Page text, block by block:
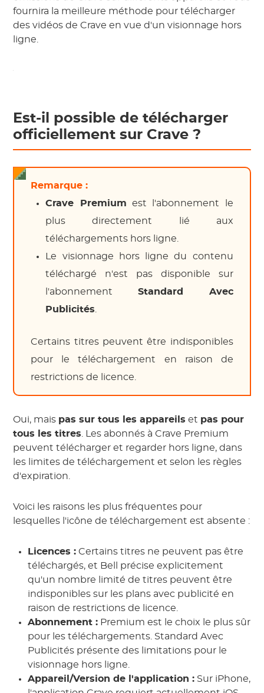
fournira la meilleure méthode pour télécharger
des vidéos de Crave en vue d'un visionnage hors
ligne.
Est-il possible de télécharger
officiellement sur Crave ?
Remarque :
Crave Premium est l'abonnement le
plus directement lié aux
téléchargements hors ligne.
Le visionnage hors ligne du contenu
téléchargé n'est pas disponible sur
l'abonnement Standard Avec
Publicités
Certains titres peuvent être indisponibles
pour le téléchargement en raison de
restrictions de licence.
Oui, mais pas sur tous les appareils et pas pour
tous les titres . Les abonnés à Crave Premium
peuvent télécharger et regarder hors ligne, dans
les limites de téléchargement et selon les règles
d'expiration.
Voici les raisons les plus fréquentes pour
lesquelles l'icône de téléchargement est absente :
Licences : Certains titres ne peuvent pas être
téléchargés, et Bell précise explicitement
qu'un nombre limité de titres peuvent être
indisponibles sur les plans avec publicité en
raison de restrictions de licence.
Abonnement : Premium est le choix le plus sûr
pour les téléchargements. Standard Avec
Publicités présente des limitations pour le
visionnage hors ligne.
Appareil/Version de l'application : Sur iPhone,